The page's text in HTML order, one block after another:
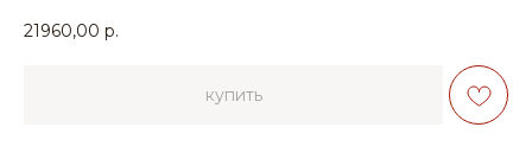
21960,00 р.
купить